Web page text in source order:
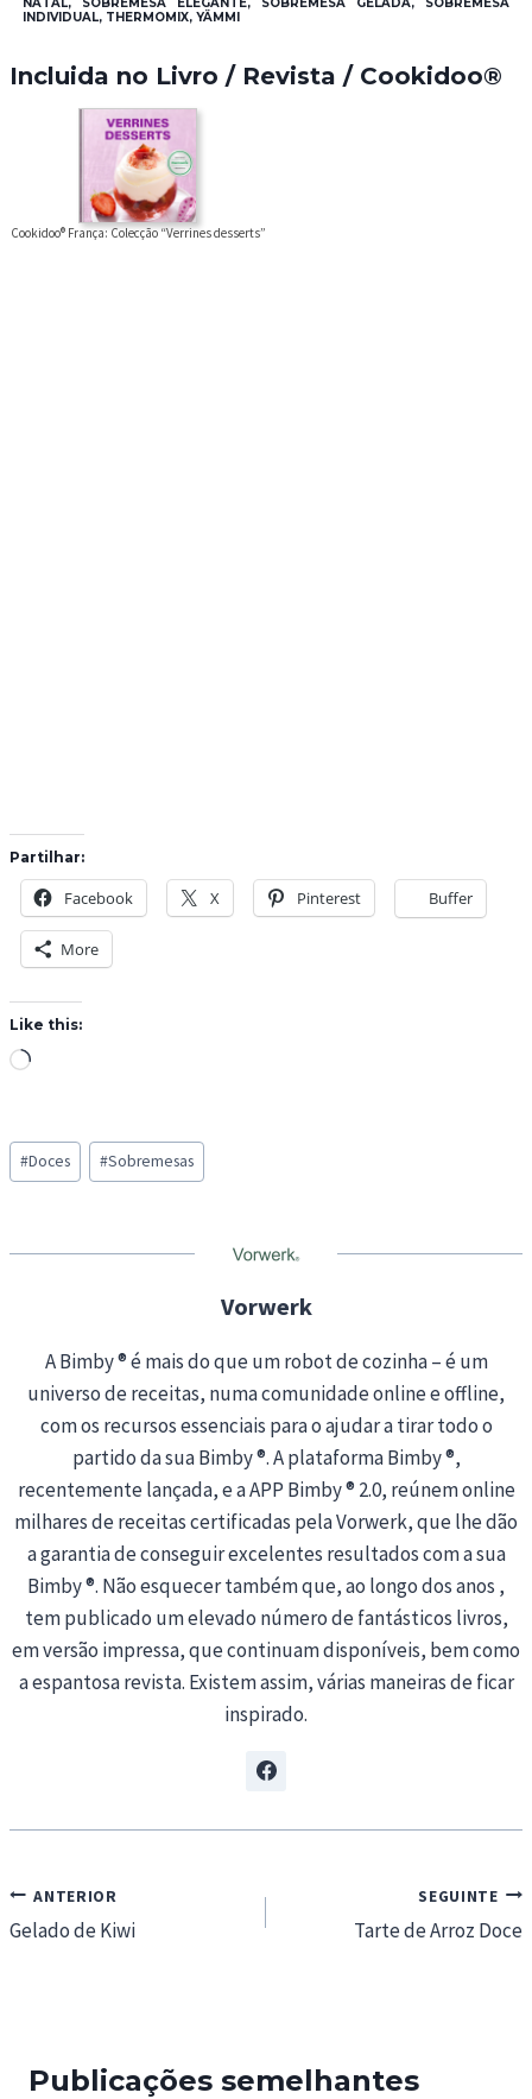
NATAL, SOBREMESA ELEGANTE, SOBREMESA GELADA, SOBREMESA
INDIVIDUAL, THERMOMIX, YÄMMI
Incluida no Livro / Revista / Cookidoo®
Cookidoo® França: Colecção “Verrines desserts”
Partilhar:
Facebook X Pinterest Buffer
More
Like this:
L
d
i
g
Post
Tags:
#Doces #Sobremesas
Vorwerk
A Bimby ® é mais do que um robot de cozinha – é um
universo de receitas, numa comunidade online e offline,
com os recursos essenciais para o ajudar a tirar todo o
partido da sua Bimby ®. A plataforma Bimby ®,
recentemente lançada, e a APP Bimby ® 2.0, reúnem online
milhares de receitas certificadas pela Vorwerk, que lhe dão
a garantia de conseguir excelentes resultados com a sua
Bimby ®. Não esquecer também que, ao longo dos anos ,
tem publicado um elevado número de fantásticos livros,
em versão impressa, que continuam disponíveis, bem como
a espantosa revista. Existem assim, várias maneiras de ficar
inspirado.
Navegação
de
ANTERIOR
Gelado de Kiwi
SEGUINTE
Tarte de Arroz Doce
Publicações semelhantes